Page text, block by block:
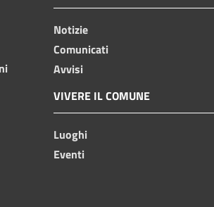
Notizie
Comunicati
Avvisi
VIVERE IL COMUNE
Luoghi
Eventi